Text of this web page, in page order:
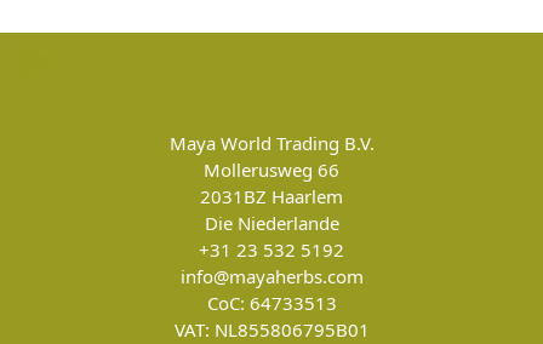
Maya World Trading B.V.
Mollerusweg 66
2031BZ Haarlem
Die Niederlande
+31 23 532 5192
info@mayaherbs.com
CoC: 64733513
VAT: NL855806795B01